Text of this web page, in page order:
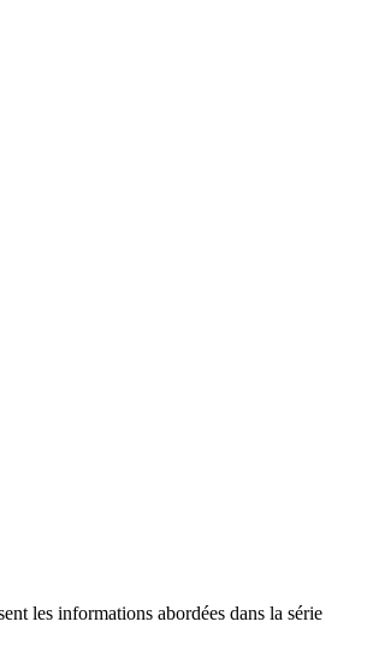
les informations abordées dans la série